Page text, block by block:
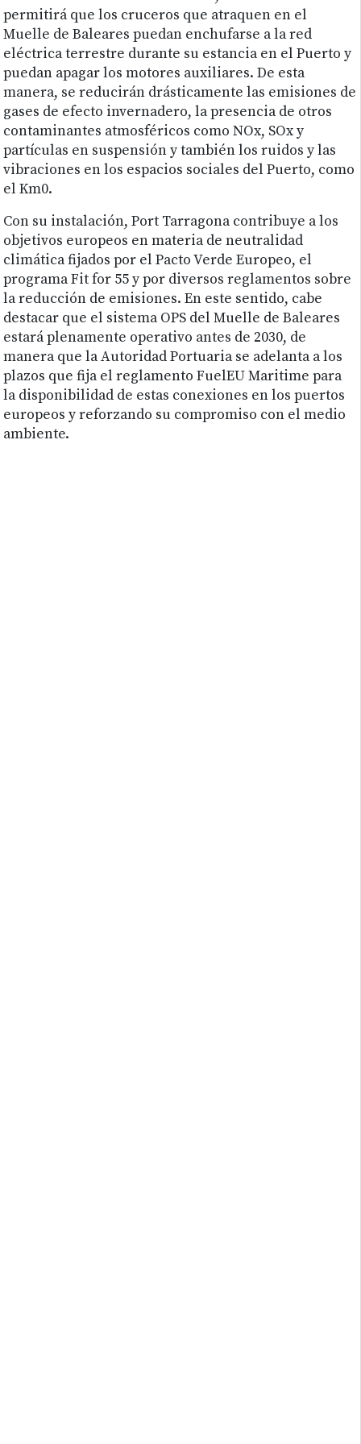
permitirá que los cruceros que atraquen en el
Muelle de Baleares puedan enchufarse a la red
eléctrica terrestre durante su estancia en el Puerto y
puedan apagar los motores auxiliares. De esta
manera, se reducirán drásticamente las emisiones de
gases de efecto invernadero, la presencia de otros
contaminantes atmosféricos como NOx, SOx y
partículas en suspensión y también los ruidos y las
vibraciones en los espacios sociales del Puerto, como
el Km0.
Con su instalación, Port Tarragona contribuye a los
objetivos europeos en materia de neutralidad
climática fijados por el Pacto Verde Europeo, el
programa Fit for 55 y por diversos reglamentos sobre
la reducción de emisiones. En este sentido, cabe
destacar que el sistema OPS del Muelle de Baleares
estará plenamente operativo antes de 2030, de
manera que la Autoridad Portuaria se adelanta a los
plazos que fija el reglamento FuelEU Maritime para
la disponibilidad de estas conexiones en los puertos
europeos y reforzando su compromiso con el medio
ambiente.